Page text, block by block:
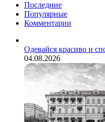
Последние
Популярные
Комментарии
Одевайся красиво и
04.08.2026